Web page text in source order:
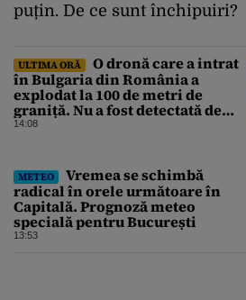
puțin. De ce sunt închipuiri?
ULTIMA ORĂ
O dronă care a intrat
în Bulgaria din România a
explodat la 100 de metri de
graniță. Nu a fost detectată de
radare
14:08
METEO
Vremea se schimbă
radical în orele următoare în
Capitală. Prognoză meteo
specială pentru București
13:53